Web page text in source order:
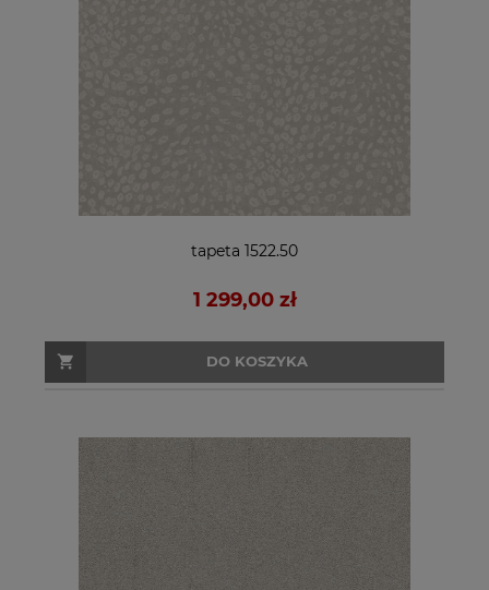
tapeta 1522.50
1 299,00 zł
DO KOSZYKA